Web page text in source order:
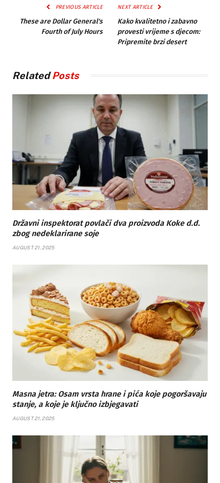
PREVIOUS ARTICLE
These are Dollar General's
Fourth of July Hours
NEXT ARTICLE
Kako kvalitetno i zabavno
provesti vrijeme s djecom:
Pripremite brzi desert
RelatedPosts
Državni inspektorat povlači dva proizvoda Koke d.d.
zbog nedeklarirane soje
AUGUST 21, 2025
Masna jetra: Osam vrsta hrane i pića koje pogoršavaju
stanje, a koje je ključno izbjegavati
AUGUST 21, 2025